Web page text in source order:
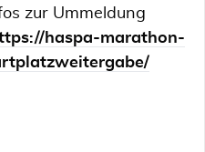
zur Ummeldung
haspa-marathon-